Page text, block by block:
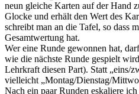
neun gleiche Karten auf der Hand
Glocke und erhält den Wert des
schreibt man an die Tafel, so dass
Gesamtwertung hat.
Wer eine Runde gewonnen hat,
wie die nächste Runde gespielt
Lehrkraft diesen Part). Statt „eins/
vielleicht „Montag/Dienstag/
Nach ein paar Runden eskaliere